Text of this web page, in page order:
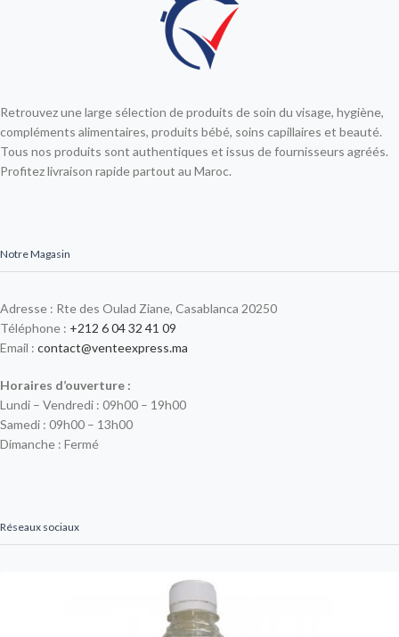
Retrouvez une large sélection de produits de soin du visage, hygiène,
compléments alimentaires, produits bébé, soins capillaires et beauté.
Tous nos produits sont authentiques et issus de fournisseurs agréés.
Profitez livraison rapide partout au Maroc.
Notre Magasin
Adresse : Rte des Oulad Ziane, Casablanca 20250
Téléphone : +212 6 04 32 41 09
Email : contact@venteexpress.ma
Horaires d’ouverture :
Lundi – Vendredi : 09h00 – 19h00
Samedi : 09h00 – 13h00
Dimanche : Fermé
Réseaux sociaux